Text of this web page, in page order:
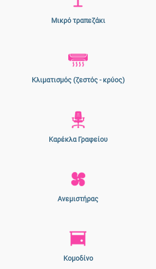
Μικρό τραπεζάκι
Κλιματισμός (ζεστός - κρύος)
Καρέκλα Γραφείου
Ανεμιστήρας
Κομοδίνο